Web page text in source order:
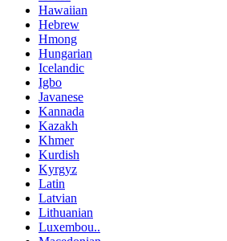
Hawaiian
Hebrew
Hmong
Hungarian
Icelandic
Igbo
Javanese
Kannada
Kazakh
Khmer
Kurdish
Kyrgyz
Latin
Latvian
Lithuanian
Luxembou..